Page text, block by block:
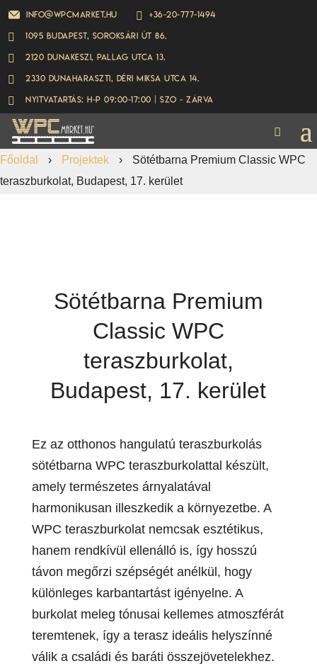
info@wpcmarket.hu  +36-20-777-1494
 1095 Budapest, Soroksári út 86.
 2120 Dunakeszi, Pallag utca 13.
 2330 Dunaharaszti, Déri Miksa utca 14.
 Nyitvatartás: H-P 09:00-17:00 | Szo - ZÁRVA
Főoldal › Projektek ›
Sötétbarna Premium Classic WPC
teraszburkolat, Budapest, 17. kerület
Sötétbarna Premium
Classic WPC
teraszburkolat,
Budapest, 17. kerület
Ez az otthonos hangulatú teraszburkolás
sötétbarna WPC teraszburkolattal készült,
amely természetes árnyalatával
harmonikusan illeszkedik a környezetbe. A
WPC teraszburkolat nemcsak esztétikus,
hanem rendkívül ellenálló is, így hosszú
távon megőrzi szépségét anélkül, hogy
különleges karbantartást igényelne. A
burkolat meleg tónusai kellemes atmoszférát
teremtenek, így a terasz ideális helyszínné
válik a családi és baráti összejövetelekhez.